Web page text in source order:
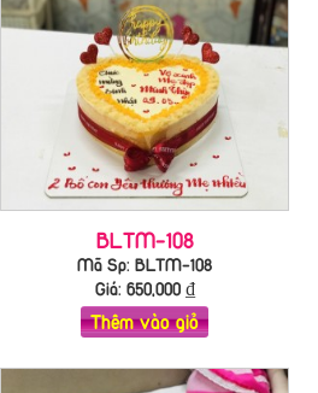
BLTM-108
Mã Sp: BLTM-108
Giá: 650,000₫
Thêm vào giỏ